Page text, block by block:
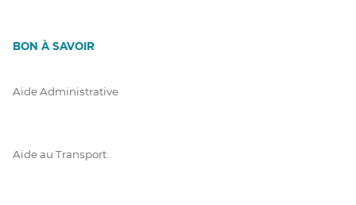
BON À SAVOIR
Aide Administrative
Aide au Transport